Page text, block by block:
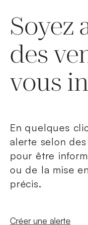
Soyez
des
vous
En quelques
alerte selon
pour être
ou de la mise
précis.
Nouvelle fenêtre
Créer une alerte